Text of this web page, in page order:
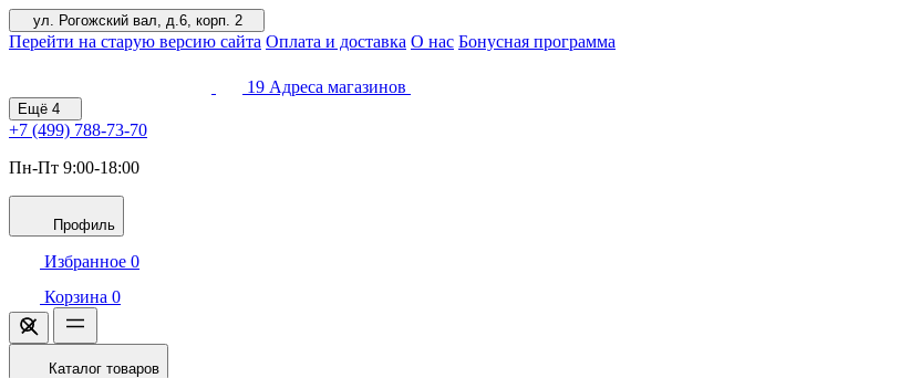
ул. Рогожский вал, д.6, корп. 2
Перейти на старую версию сайта Оплата и доставка О нас Бонусная программа
19 Адреса магазинов
Ещё 4
+7 (499) 788-73-70
Пн-Пт 9:00-18:00
Профиль
Избранное 0
Корзина 0
Каталог товаров